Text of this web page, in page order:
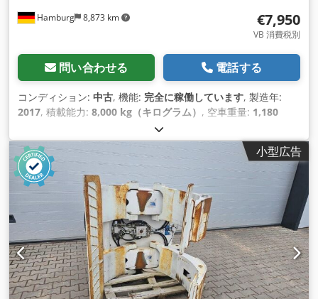
Hamburg 8,873 km €7,950
VB 消費税別
問い合わせる 電話する
コンディション: 中古, 機能: 完全に稼働しています, 製造年:
2017, 積載能力: 8,000 kg（キログラム） , 空車重量: 1,180
1,200 mm
ンター: 600 Cjdpfeu Dy Hqsx Agqjrf 状態: 使用可能、完全機
能 技術的状態: 非常に良い 商品詳細: 送りフォークキャリッジ:
540 mm
小型広告